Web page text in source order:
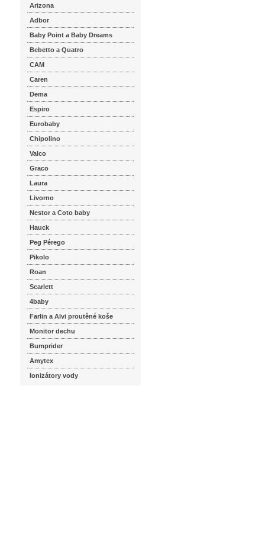
Arizona
Adbor
Baby Point a Baby Dreams
Bebetto a Quatro
CAM
Caren
Dema
Espiro
Eurobaby
Chipolino
Valco
Graco
Laura
Livorno
Nestor a Coto baby
Hauck
Peg Pérego
Pikolo
Roan
Scarlett
4baby
Farlin a Alvi proutěné koše
Monitor dechu
Bumprider
Amytex
Ionizátory vody